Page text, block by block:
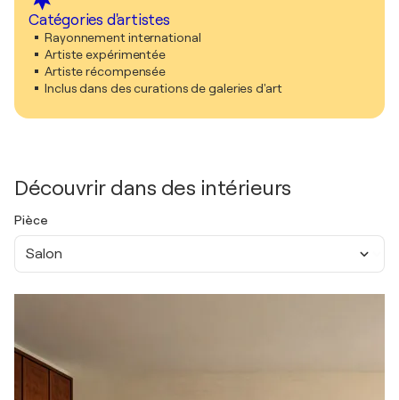
Catégories d'artistes
Rayonnement international
Artiste expérimentée
Artiste récompensée
Inclus dans des curations de galeries d'art
Découvrir dans des intérieurs
Pièce
Salon